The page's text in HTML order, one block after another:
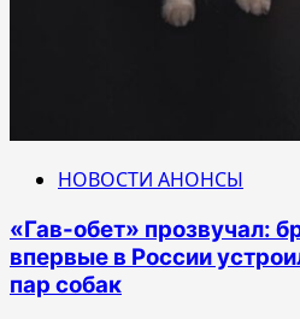
НОВОСТИ АНОНСЫ
«Гав-обет» прозвучал:
впервые в России
пар собак